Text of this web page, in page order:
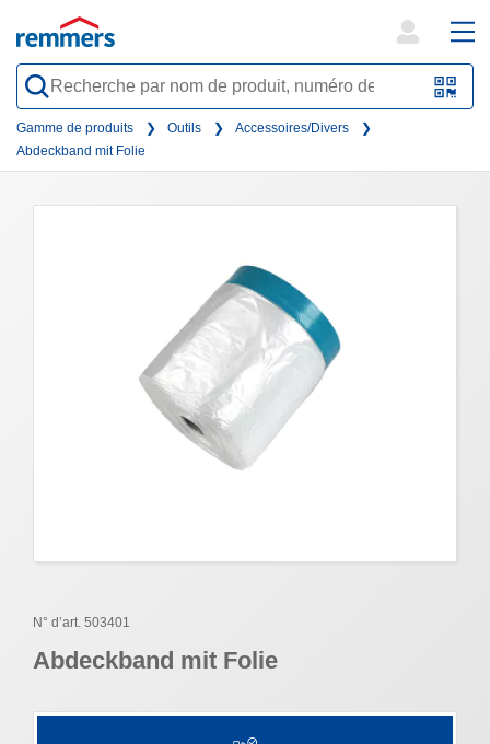
QR-
search
form
Gamme de produits Outils
Accessoires/Divers
Abdeckband mit Folie
N° d’art. 503401
Abdeckband mit Folie